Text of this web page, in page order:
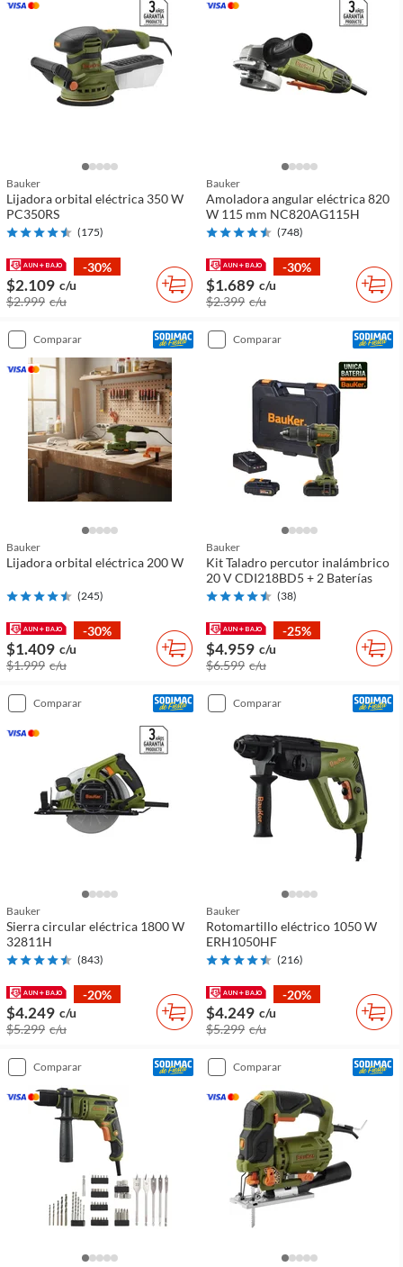
Bauker
Lijadora orbital eléctrica 350 W
PC350RS
(175)
-30%
$2.109 c/u
$2.999 c/u
Bauker
Amoladora angular eléctrica 820
W 115 mm NC820AG115H
(748)
-30%
$1.689 c/u
$2.399 c/u
comparar
Bauker
Lijadora orbital eléctrica 200 W
(245)
-30%
$1.409 c/u
$1.999 c/u
comparar
Bauker
Kit Taladro percutor inalámbrico
20 V CDI218BD5 + 2 Baterías
(38)
-25%
$4.959 c/u
$6.599 c/u
comparar
Bauker
Sierra circular eléctrica 1800 W
32811H
(843)
-20%
$4.249 c/u
$5.299 c/u
comparar
Bauker
Rotomartillo eléctrico 1050 W
ERH1050HF
(216)
-20%
$4.249 c/u
$5.299 c/u
comparar comparar